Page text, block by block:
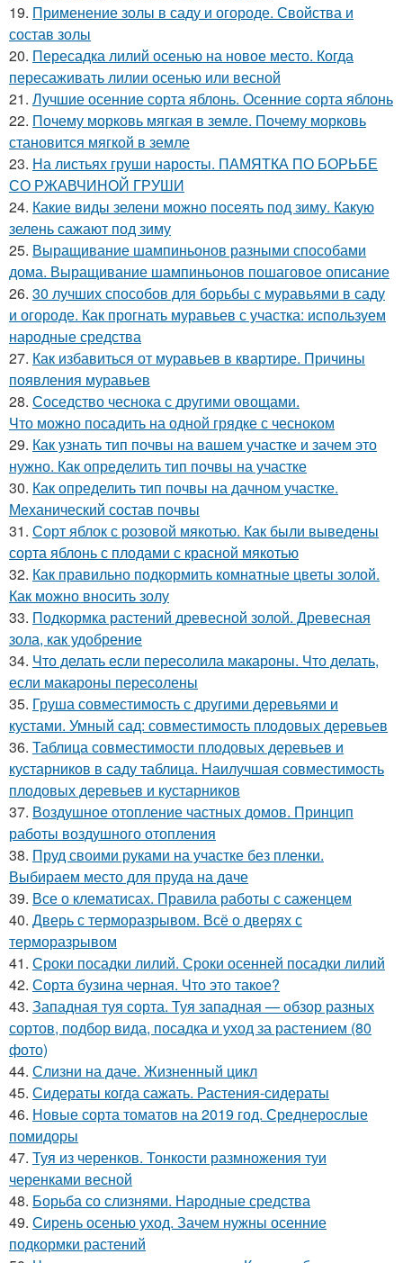
19. Применение золы в саду и огороде. Свойства и
состав золы
20. Пересадка лилий осенью на новое место. Когда
пересаживать лилии осенью или весной
21. Лучшие осенние сорта яблонь. Осенние сорта яблонь
22. Почему морковь мягкая в земле. Почему морковь
становится мягкой в земле
23. На листьях груши наросты. ПАМЯТКА ПО БОРЬБЕ
СО РЖАВЧИНОЙ ГРУШИ
24. Какие виды зелени можно посеять под зиму. Какую
зелень сажают под зиму
25. Выращивание шампиньонов разными способами
дома. Выращивание шампиньонов пошаговое описание
26. 30 лучших способов для борьбы с муравьями в саду
и огороде. Как прогнать муравьев с участка: используем
народные средства
27. Как избавиться от муравьев в квартире. Причины
появления муравьев
28. Соседство чеснока с другими овощами.
Что можно посадить на одной грядке с чесноком
29. Как узнать тип почвы на вашем участке и зачем это
нужно. Как определить тип почвы на участке
30. Как определить тип почвы на дачном участке.
Механический состав почвы
31. Сорт яблок с розовой мякотью. Как были выведены
сорта яблонь с плодами с красной мякотью
32. Как правильно подкормить комнатные цветы золой.
Как можно вносить золу
33. Подкормка растений древесной золой. Древесная
зола, как удобрение
34. Что делать если пересолила макароны. Что делать,
если макароны пересолены
35. Груша совместимость с другими деревьями и
кустами. Умный сад: совместимость плодовых деревьев
36. Таблица совместимости плодовых деревьев и
кустарников в саду таблица. Наилучшая совместимость
плодовых деревьев и кустарников
37. Воздушное отопление частных домов. Принцип
работы воздушного отопления
38. Пруд своими руками на участке без пленки.
Выбираем место для пруда на даче
39. Все о клематисах. Правила работы с саженцем
40. Дверь с терморазрывом. Всё о дверях с
терморазрывом
41. Сроки посадки лилий. Сроки осенней посадки лилий
42. Сорта бузина черная. Что это такое?
43. Западная туя сорта. Туя западная — обзор разных
сортов, подбор вида, посадка и уход за растением (80
фото)
44. Слизни на даче. Жизненный цикл
45. Сидераты когда сажать. Растения-сидераты
46. Новые сорта томатов на 2019 год. Среднерослые
помидоры
47. Туя из черенков. Тонкости размножения туи
черенками весной
48. Борьба со слизнями. Народные средства
49. Сирень осенью уход. Зачем нужны осенние
подкормки растений